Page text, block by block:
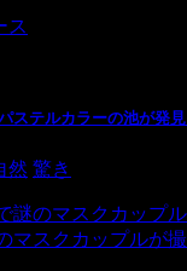
ス
ステルカラーの池が発見
然 驚き
マスクカップルが